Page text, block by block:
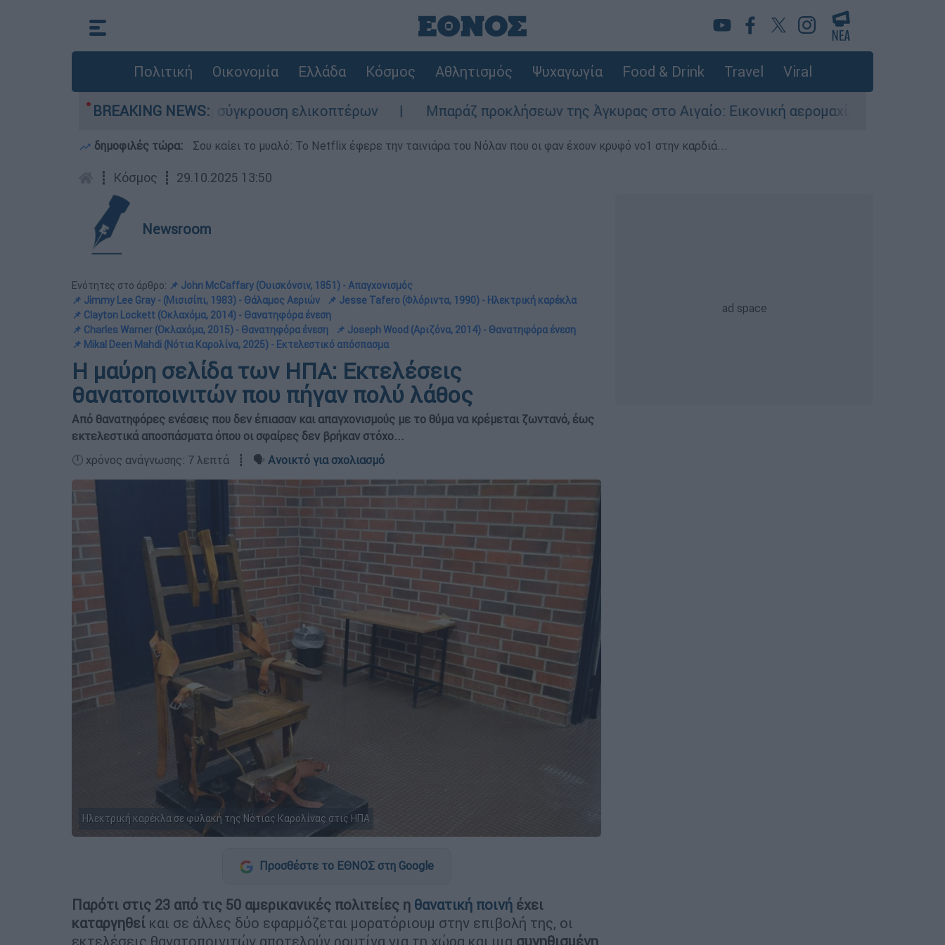
Πολιτική Οικονομία Ελλάδα Κόσμος Αθλητισμός Ψυχαγωγία Food & Drink Travel Viral
BREAKING NEWS:
τη ζωή του στη σύγκρουση ελικοπτέρων Μπαράζ προκλήσεων της Άγκυρας στο Αιγαίο: Εικονική αερομαχία ανάμεσα σε ελληνικά και
δημοφιλές τώρα: Σου καίει το μυαλό: Το Netflix έφερε την ταινιάρα του Νόλαν που οι φαν έχουν κρυφό νο1 στην καρδιά...
┋ Κόσμος ┋ 29.10.2025 13:50
Newsroom
Ενότητες στο άρθρο: 📌 John McCaffary (Ουισκόνσιν, 1851) - Απαγχονισμός
📌 Jimmy Lee Gray - (Μισισίπι, 1983) - Θάλαμος Αεριών
📌 Jesse Tafero (Φλόριντα, 1990) - Ηλεκτρική καρέκλα
📌 Clayton Lockett (Οκλαχόμα, 2014) - Θανατηφόρα ένεση
📌 Charles Warner (Οκλαχόμα, 2015) - Θανατηφόρα ένεση
📌 Joseph Wood (Αριζόνα, 2014) - Θανατηφόρα ένεση
📌 Mikal Deen Mahdi (Νότια Καρολίνα, 2025) - Εκτελεστικό απόσπασμα
Η μαύρη σελίδα των ΗΠΑ: Εκτελέσεις
θανατοποινιτών που πήγαν πολύ λάθος
Από θανατηφόρες ενέσεις που δεν έπιασαν και απαγχονισμούς με το θύμα να κρέμεται ζωντανό, έως
εκτελεστικά αποσπάσματα όπου οι σφαίρες δεν βρήκαν στόχο...
🕛 χρόνος ανάγνωσης: 7 λεπτά ┋ 🗣️ Ανοικτό για σχολιασμό
Ηλεκτρική καρέκλα σε φυλακή της Νότιας Καρολίνας στις ΗΠΑ
Προσθέστε το ΕΘΝΟΣ στη Google
Παρότι στις 23 από τις 50 αμερικανικές πολιτείες η θανατική ποινή έχει
καταργηθεί και σε άλλες δύο εφαρμόζεται μορατόριουμ στην επιβολή της, οι
εκτελέσεις θανατοποινιτών αποτελούν ρουτίνα για τη χώρα και μια συνηθισμένη